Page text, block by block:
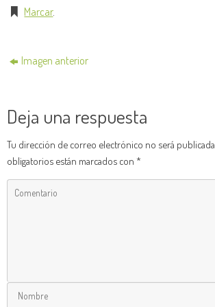
Marcar.
Imagen anterior
Deja una respuesta
Tu dirección de correo electrónico no será publicada.
obligatorios están marcados con *